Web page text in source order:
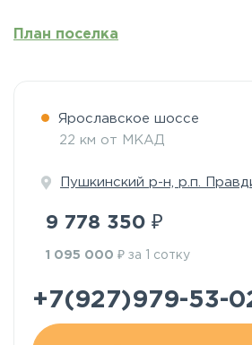
План поселка
Ярославское шоссе
22 км от МКАД
Пушкинский р-н, р.п.
9 778 350 ₽
1 095 000 ₽ за 1 сотку
+7(927)979-53-